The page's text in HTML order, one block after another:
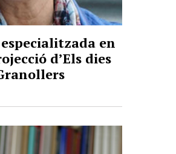
en
d’Els dies